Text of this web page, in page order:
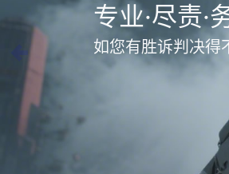
专业·尽责·
如您有胜诉判决得